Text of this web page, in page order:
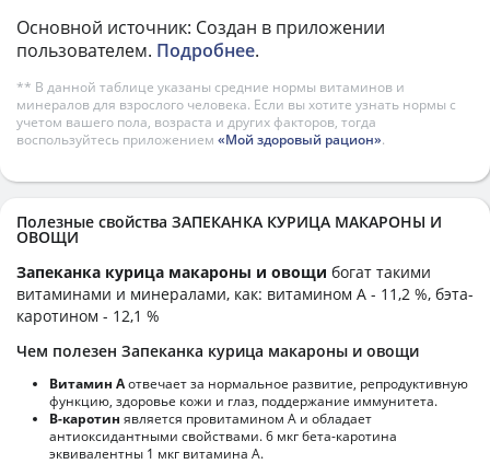
Основной источник: Создан в приложении
пользователем. Подробнее.
** В данной таблице указаны средние нормы витаминов и
минералов для взрослого человека. Если вы хотите узнать нормы с
учетом вашего пола, возраста и других факторов, тогда
воспользуйтесь приложением «Мой здоровый рацион».
Полезные свойства ЗАПЕКАНКА КУРИЦА МАКАРОНЫ И
ОВОЩИ
Запеканка курица макароны и овощи богат такими
витаминами и минералами, как: витамином А - 11,2 %, бэта-
каротином - 12,1 %
Чем полезен Запеканка курица макароны и овощи
Витамин Аотвечает за нормальное развитие, репродуктивную
функцию, здоровье кожи и глаз, поддержание иммунитета.
В-каротин является провитамином А и обладает
антиоксидантными свойствами. 6 мкг бета-каротина
эквивалентны 1 мкг витамина А.